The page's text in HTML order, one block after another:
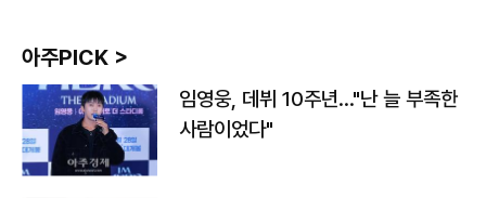
아주PICK >
임영웅, 데뷔 10주년…"난 늘 부족한
사람이었다"